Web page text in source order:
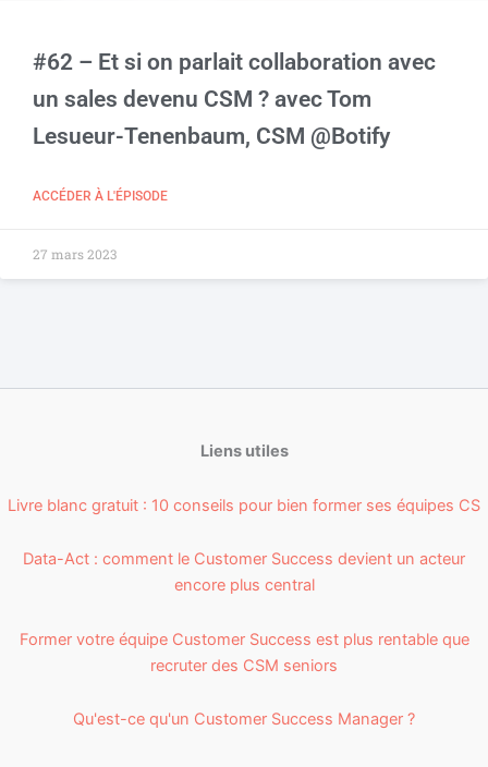
#62 – Et si on parlait collaboration avec
un sales devenu CSM ? avec Tom
Lesueur-Tenenbaum, CSM @Botify
ACCÉDER À L'ÉPISODE
27 mars 2023
Liens utiles
Livre blanc gratuit : 10 conseils pour bien former ses équipes CS
Data-Act : comment le Customer Success devient un acteur
encore plus central
Former votre équipe Customer Success est plus rentable que
recruter des CSM seniors
Qu'est-ce qu'un Customer Success Manager ?